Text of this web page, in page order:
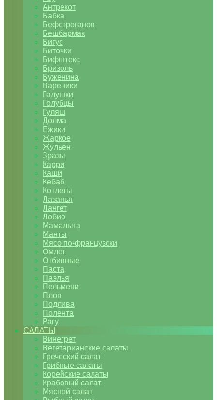
Антрекот
Бабка
Бефстроганов
Бешбармак
Бигус
Биточки
Бифштекс
Бризоль
Буженина
Вареники
Галушки
Голубцы
Гуляш
Долма
Ежики
Жаркое
Жульен
Зразы
Карри
Каши
Кебаб
Котлеты
Лазанья
Лангет
Лобио
Мамалыга
Манты
Мясо по-французски
Омлет
Отбивные
Паста
Паэлья
Пельмени
Плов
Подлива
Полента
Рагу
САЛАТЫ
Винегрет
Вегетарианские салаты
Греческий салат
Грибные салаты
Корейские салаты
Крабовый салат
Мясной салат